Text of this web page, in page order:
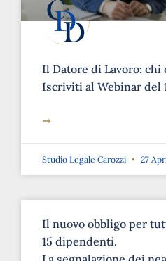
Il Datore di Lavoro: chi
Iscriviti al Webinar del
➞
Studio Legale Carozzi 27
Il nuovo obbligo per
15 dipendenti.